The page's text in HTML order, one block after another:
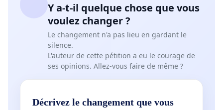
Y a-t-il quelque chose que vous
voulez changer ?
Le changement n'a pas lieu en gardant le
silence.
L'auteur de cette pétition a eu le courage de
ses opinions. Allez-vous faire de même ?
Décrivez le changement que vous